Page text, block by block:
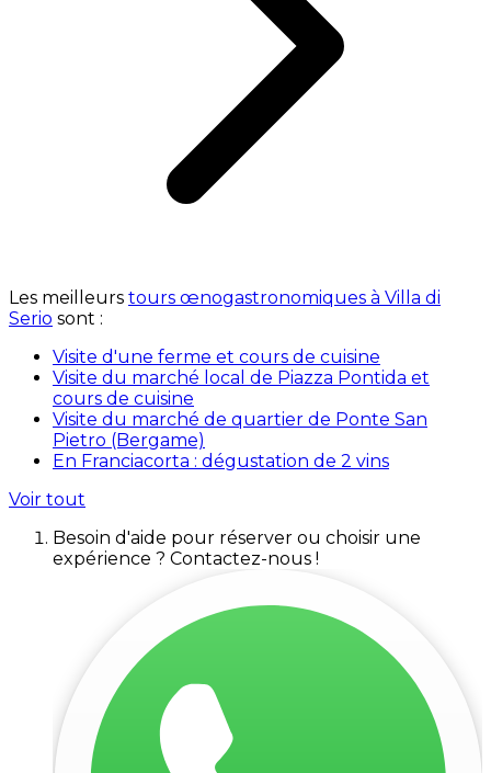
Les meilleurs tours œnogastronomiques à Villa di
Serio sont :
Visite d'une ferme et cours de cuisine
Visite du marché local de Piazza Pontida et
cours de cuisine
Visite du marché de quartier de Ponte San
Pietro (Bergame)
En Franciacorta : dégustation de 2 vins
Voir tout
Besoin d'aide pour réserver ou choisir une
expérience ? Contactez-nous !